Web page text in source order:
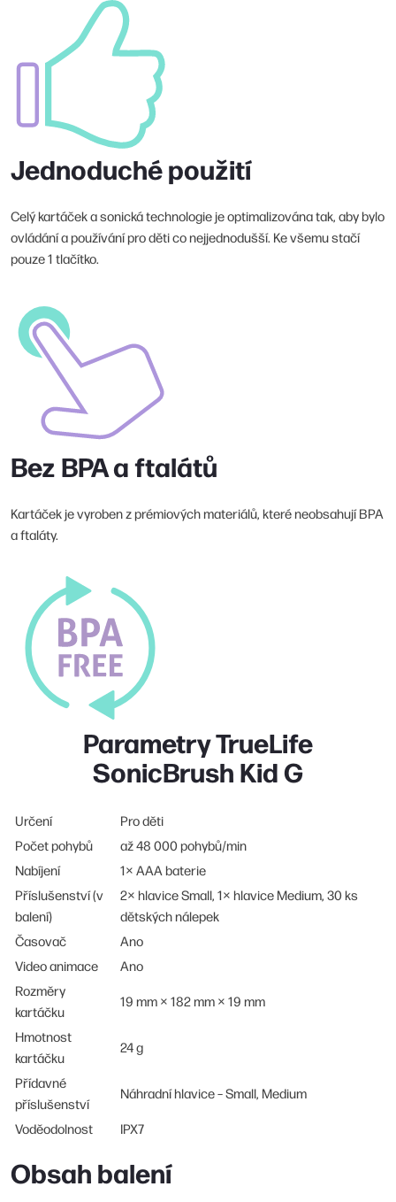
Jednoduché použití
Celý kartáček a sonická technologie je optimalizována tak, aby bylo
ovládání a používání pro děti co nejjednodušší. Ke všemu stačí
pouze 1 tlačítko.
Bez BPA a ftalátů
Kartáček je vyroben z prémiových materiálů, které neobsahují BPA
a ftaláty.
Parametry TrueLife
SonicBrush Kid G
Určení
Pro děti
Počet pohybů
až 48 000 pohybů/min
Nabíjení
1× AAA baterie
Příslušenství (v
balení)
2× hlavice Small, 1× hlavice Medium, 30 ks
dětských nálepek
Časovač
Ano
Video animace
Ano
Rozměry
kartáčku
19 mm × 182 mm × 19 mm
Hmotnost
kartáčku
24 g
Přídavné
příslušenství
Náhradní hlavice – Small, Medium
Voděodolnost IPX7
Obsah balení